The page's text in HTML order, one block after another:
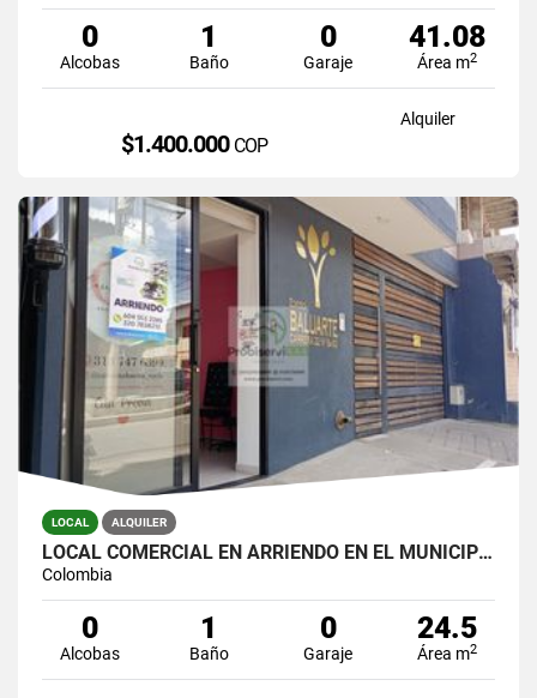
0
Alcobas
1
Baño
0
Garaje
41.08
Área m2
Alquiler
$1.400.000 COP
LOCAL ALQUILER
LOCAL COMERCIAL EN ARRIENDO EN EL MUNICIPIO DE LA CEJA.
Colombia
0
Alcobas
1
Baño
0
Garaje
24.5
Área m2